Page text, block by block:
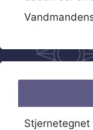
Stjernetegnet